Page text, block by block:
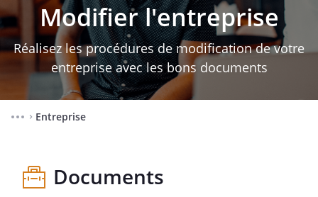
Modifier l'entreprise
Réalisez les procédures de modification de votre
entreprise avec les bons documents
⌃ Entreprise
Documents